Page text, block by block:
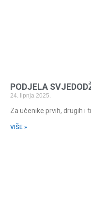
PODJELA
24. lipnja 2025.
Za učenike prvih, drugih i
VIŠE »